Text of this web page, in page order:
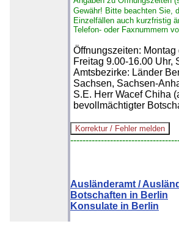
Gewähr! Bitte beachten Sie,
Einzelfällen auch kurzfristig
Telefon- oder Faxnummern
Öffnungszeiten:
Freitag 9.00-16.00 Uhr,
Amtsbezirke: Länder
Sachsen, Sachsen-
S.E. Herr Wacef Chiha
bevollmächtigter
Ausländeramt /
Botschaften in Berlin
Konsulate in Berlin